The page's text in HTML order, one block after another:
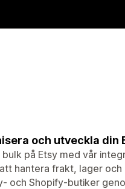
och utveckla din
på Etsy med vår
hantera frakt, lager
och Shopify-butiker